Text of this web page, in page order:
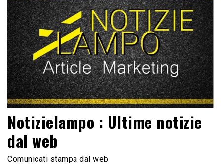
Notizielampo : Ultime notizie
dal web
Comunicati stampa dal web